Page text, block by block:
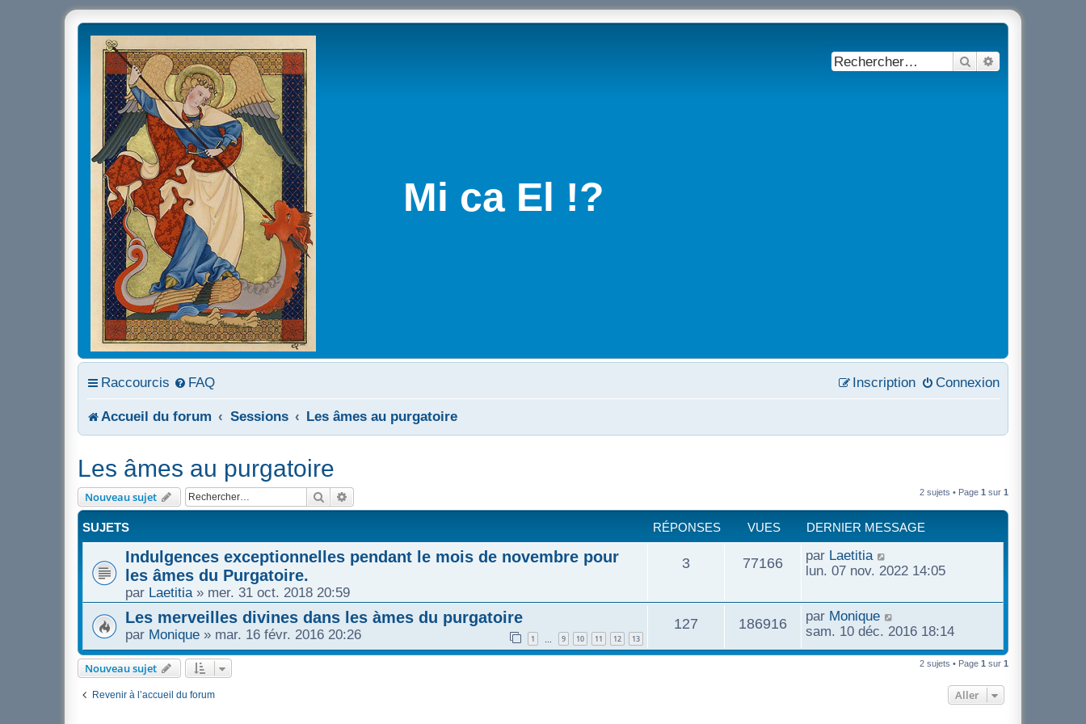
Mi ca El !?
Rechercher
Raccourcis FAQ Connexion
Inscription
Accueil du forum Sessions Les âmes au purgatoire
Les âmes au purgatoire
Nouveau sujet Rechercher 2 sujets • Page 1 sur 1
SUJETS RÉPONSES VUES DERNIER MESSAGE
Indulgences exceptionnelles pendant le mois de novembre pour
les âmes du Purgatoire.
par Laetitia » mer. 31 oct. 2018 20:59
3 77166 par Laetitia
lun. 07 nov. 2022 14:05
Les merveilles divines dans les àmes du purgatoire
par Monique » mar. 16 févr. 2016 20:26 1 … 9 10 11 12 13
127 186916 par Monique
sam. 10 déc. 2016 18:14
Nouveau sujet 2 sujets • Page 1 sur 1
Revenir à l’accueil du forum Aller